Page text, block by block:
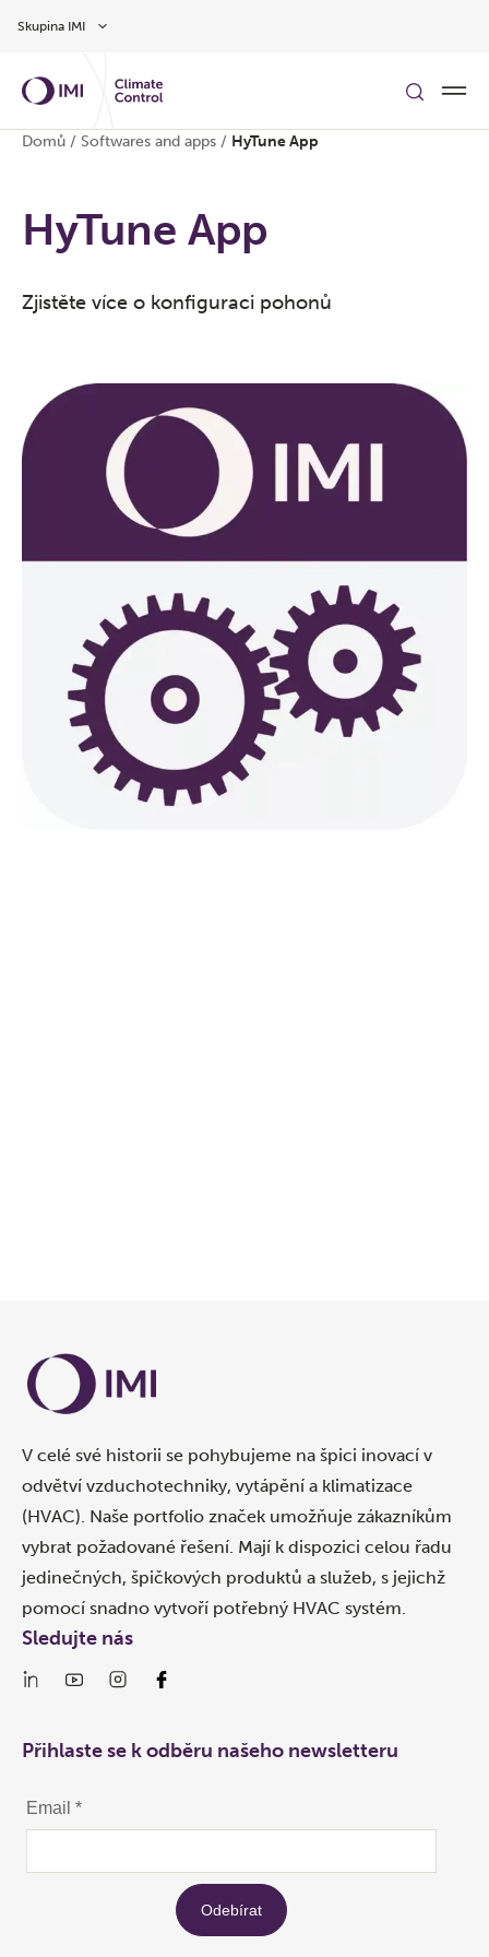
Skupina IMI
Domů / Softwares and apps / HyTune App
HyTune App
Zjistěte více o konfiguraci pohonů
V celé své historii se pohybujeme na špici inovací v
odvětví vzduchotechniky, vytápění a klimatizace
(HVAC). Naše portfolio značek umožňuje zákazníkům
vybrat požadované řešení. Mají k dispozici celou řadu
jedinečných, špičkových produktů a služeb, s jejichž
pomocí snadno vytvoří potřebný HVAC systém.
Sledujte nás
Přihlaste se k odběru našeho newsletteru